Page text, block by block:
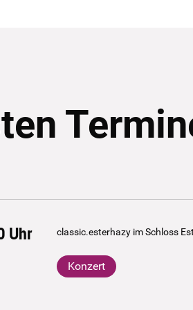
Uhr classic.esterhazy im Schloss
Konzert